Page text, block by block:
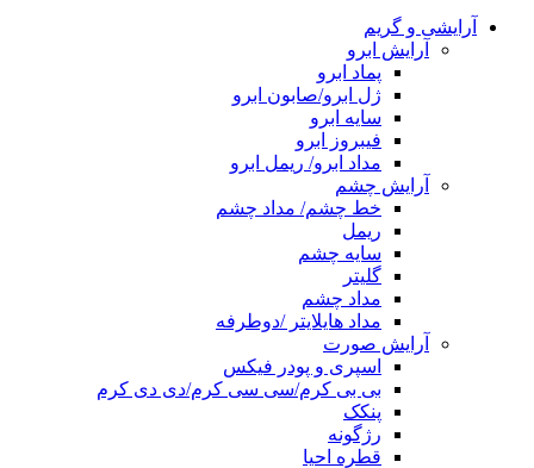
آرایشی و گریم
آرایش ابرو
پماد ابرو
ژل ابرو/صابون ابرو
سایه ابرو
فیبروز ابرو
مداد ابرو/ ریمل ابرو
آرایش چشم
خط چشم/ مداد چشم
ریمل
سایه چشم
گلیتر
مداد چشم
مداد هایلایتر /دوطرفه
آرایش صورت
اسپری و پودر فیکس
بی بی کرم/سی سی کرم/دی دی کرم
پنکک
رژگونه
قطره احیا